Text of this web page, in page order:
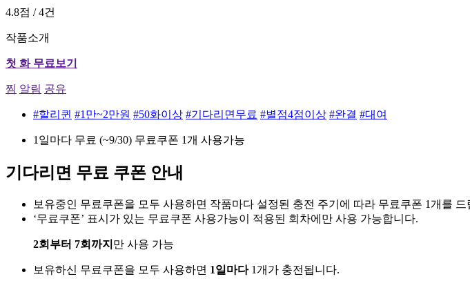
4.8점 / 4건
작품소개
첫 화 무료보기
찜 알림 공유
#할리퀸 #1만~2만원 #50화이상 #기다리면무료 #별점4점이상 #완결 #대여
1일마다 무료 (~9/30) 무료쿠폰 1개 사용가능
기다리면 무료 쿠폰 안내
보유중인 무료쿠폰을 모두 사용하면 작품마다 설정된 충전 주기에 따라 무료쿠폰 1개를 드
‘무료쿠폰’ 표시가 있는 무료쿠폰 사용가능이 적용된 회차에만 사용 가능합니다.
2회부터 7회까지 만 사용 가능
보유하신 무료쿠폰을 모두 사용하면 1일마다1개가 충전됩니다.